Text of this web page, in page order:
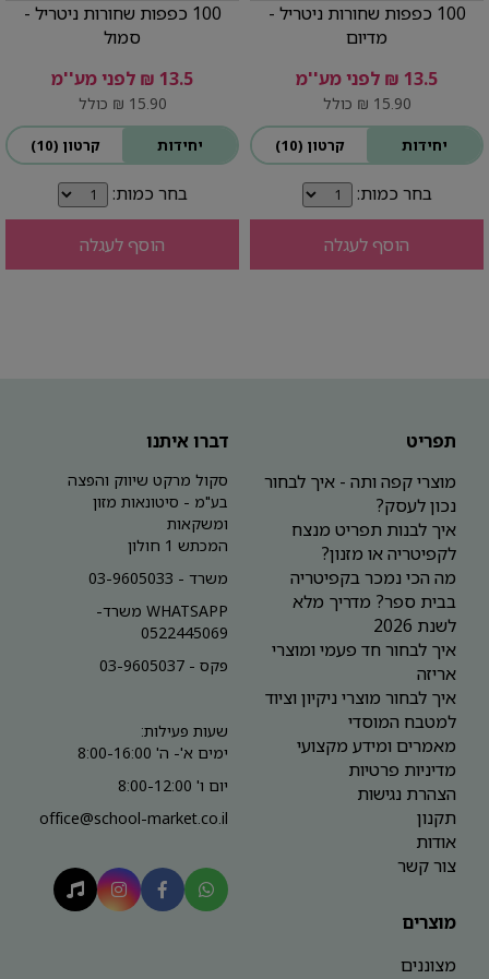
100 כפפות שחורות ניטריל -
מדיום
13.5 ₪ לפני מע''מ
15.90 ₪ כולל
יחידות קרטון (10)
בחר כמות:
הוסף לעגלה
100 כפפות שחורות ניטריל -
סמול
13.5 ₪ לפני מע''מ
15.90 ₪ כולל
יחידות קרטון (10)
בחר כמות:
הוסף לעגלה
דברו איתנו
סקול מרקט שיווק והפצה
בע"מ - סיטונאות מזון
ומשקאות
המכתש 1 חולון
משרד - 03-9605033
WHATSAPP משרד-
0522445069
פקס - 03-9605037
שעות פעילות:
ימים א'- ה' 8:00-16:00
יום ו' 8:00-12:00
office@school-market.co.il
תפריט
מוצרי קפה ותה - איך לבחור
נכון לעסק?
איך לבנות תפריט מנצח
לקפיטריה או מזנון?
מה הכי נמכר בקפיטריה
בבית ספר? מדריך מלא
לשנת 2026
איך לבחור חד פעמי ומוצרי
אריזה
איך לבחור מוצרי ניקיון וציוד
למטבח המוסדי
מאמרים ומידע מקצועי
מדיניות פרטיות
הצהרת נגישות
תקנון
אודות
צור קשר
מוצרים
מצוננים